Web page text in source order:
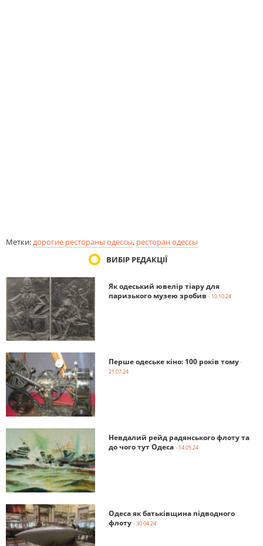
Метки:дорогие рестораны одессы, ресторан одессы
ВИБІР РЕДАКЦІЇ
Як одеський ювелір тіару для
паризького музею зробив - 10.10.24
Перше одеське кіно: 100 років тому -
21.07.24
Невдалий рейд радянського флоту та
до чого тут Одеса - 14.05.24
Одеса як батьківщина підводного
флоту - 30.04.24